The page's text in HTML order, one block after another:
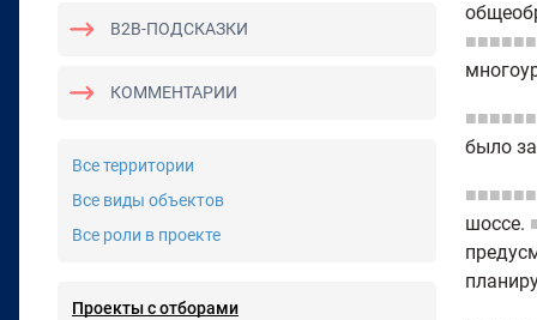
было
шоссе.
B2B-ПОДСКАЗКИ
КОММЕНТАРИИ
Все территории
Все виды объектов
Все роли в проекте
Проекты с отборами